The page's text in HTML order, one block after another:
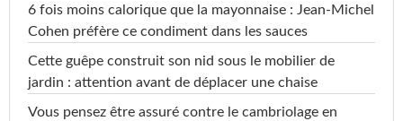
6 fois moins calorique que la mayonnaise : Jean-Michel
Cohen préfère ce condiment dans les sauces
Cette guêpe construit son nid sous le mobilier de
jardin : attention avant de déplacer une chaise
Vous pensez être assuré contre le cambriolage en